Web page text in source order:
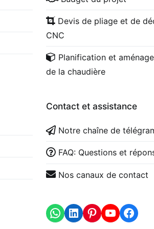
Devis de pliage et de
CNC
Planification et
de la chaudière
Contact et assistance
Notre chaîne de
FAQ: Questions et
Nos canaux de contact
WhatsApp
LinkedIn